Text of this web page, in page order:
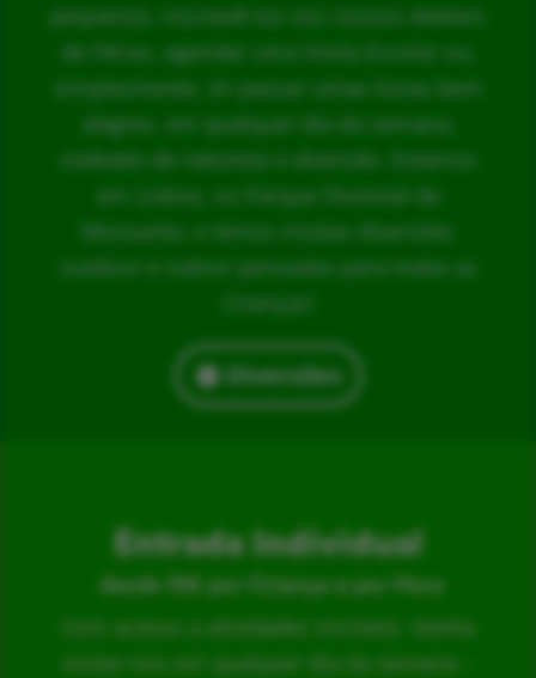
pequenos, inscrevê-los nos nossos Ateliers
de Férias, agendar uma Visita Escolar ou,
simplesmente, vir passar umas horas bem
alegres, em qualquer dia da semana,
rodeado de natureza e diversão. Estamos
em Lisboa, no Parque Florestal de
Monsanto, e temos muitas diversões
outdoor e indoor pensadas para todas as
Crianças!
Diversões
Entrada Individual
desde 15€ por Criança e por Hora
Com acesso a atividades incríveis. Venha
visitar-nos em qualquer dia da semana –